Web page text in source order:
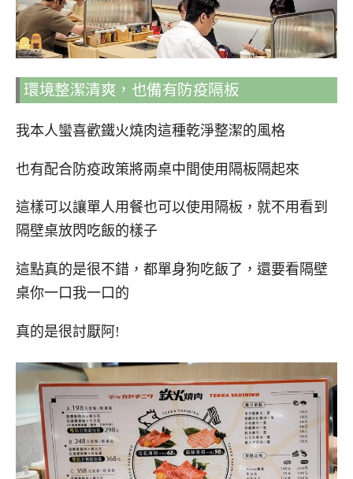
環境整潔清爽，也備有防疫隔板
我本人蠻喜歡鐵火燒肉這種乾淨整潔的風格
也有配合防疫政策將兩桌中間使用隔板隔起來
這樣可以讓單人用餐也可以使用隔板，就不用看到
隔壁桌放閃吃飯的樣子
這點真的是很不錯，都單身狗吃飯了，還要看隔壁
桌你一口我一口的
真的是很討厭阿!